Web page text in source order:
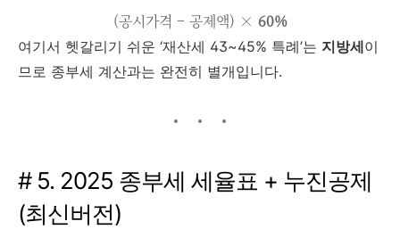
(공시가격 – 공제액) × 60%
여기서 헷갈리기 쉬운 ‘재산세 43~45% 특례’는 지방세이
므로 종부세 계산과는 완전히 별개입니다.
# 5. 2025 종부세 세율표 + 누진공제
(최신버전)